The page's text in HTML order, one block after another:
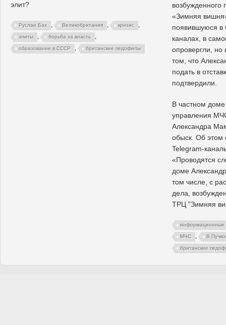
элит?
Руслан Бах , Великобритания , кризис ,
элиты , борьба за власть ,
образование в СССР , британские педофилы
«Зимняя
появившуюся в
каналах, в
опровергли, но
том, что
подать в
подтвердили.
В частном доме
управления
Александра
обыск. Об этом
Telegram-
«Проводятся
доме
том числе, с
дела,
ТРЦ "Зимняя
информационные
МЧС ,
британские